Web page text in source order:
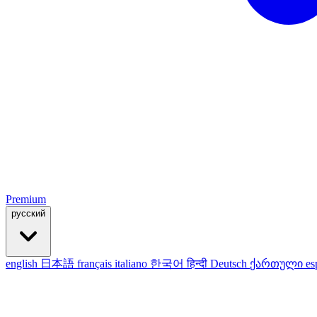
Premium
русский
english 日本語 français italiano 한국어हिन्दी Deutsch ქართული